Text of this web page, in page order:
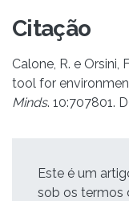
Citação
Calone, R. e Orsini,
tool for
Minds. 10:707801.
Este é um
sob os termos